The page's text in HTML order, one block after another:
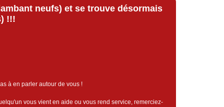
neufs) et se trouve désormais
!!!
à en parler autour de vous !
vous vient en aide ou vous rend service, remerciez-